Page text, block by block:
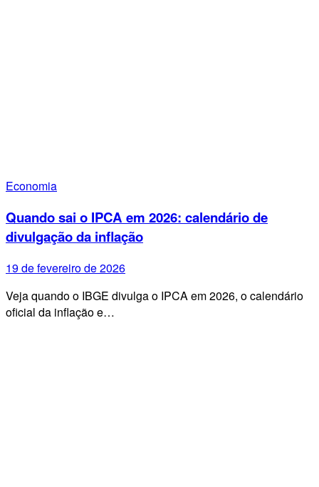
Economia
Quando sai o IPCA em 2026: calendário de
divulgação da inflação
19 de fevereiro de 2026
Veja quando o IBGE divulga o IPCA em 2026, o calendário
oficial da inflação e…